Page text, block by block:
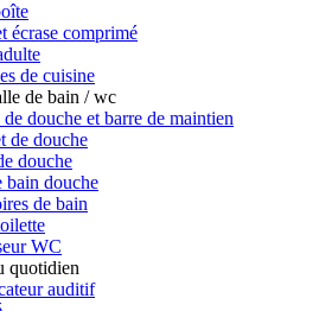
écrase comprimé
de cuisine
de bain / wc
de douche et barre de maintien
de douche
douche
bain douche
de bain
WC
quotidien
auditif